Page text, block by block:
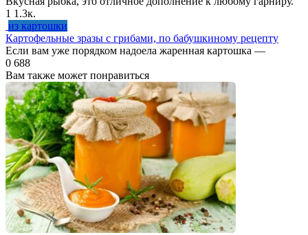
1 1.3к.
из картошки
Картофельные зразы с грибами, по бабушкиному рецепту
Если вам уже порядком надоела жаренная картошка —
0 688
Вам также может понравиться